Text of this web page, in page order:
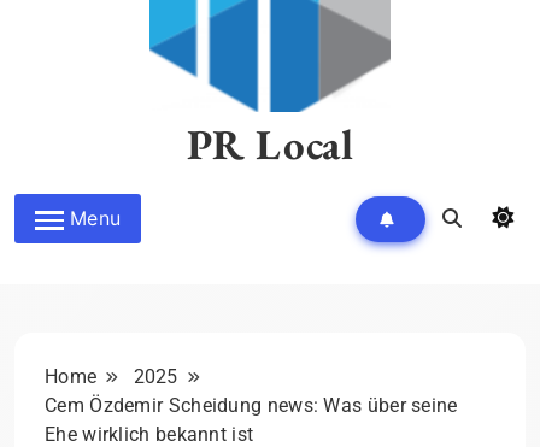
PR Local
Menu
Home
2025
Cem Özdemir Scheidung news: Was über seine
Ehe wirklich bekannt ist